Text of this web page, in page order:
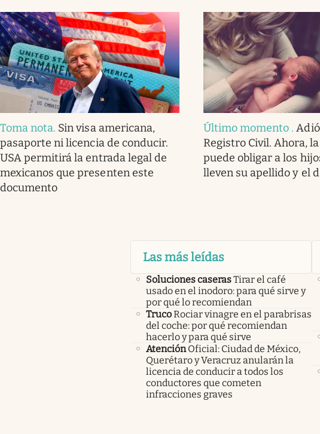
Toma nota. Sin visa americana,
pasaporte ni licencia de conducir.
USA permitirá la entrada legal de
mexicanos que presenten este
documento
Último momento .
Registro Civil. Ahora,
puede obligar a los
lleven su apellido y el
Las más leídas
Soluciones caserasTirar el café
usado en el inodoro: para qué sirve y
por qué lo recomiendan
TrucoRociar vinagre en el parabrisas
del coche: por qué recomiendan
hacerlo y para qué sirve
Atención Oficial: Ciudad de México,
Querétaro y Veracruz anularán la
licencia de conducir a todos los
conductores que cometen
infracciones graves